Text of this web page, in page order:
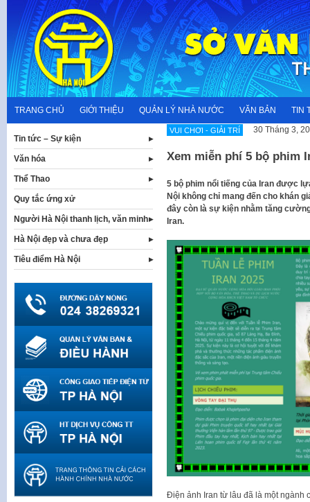
content
TRANG CHỦ GIỚI THIỆU QUẢN LÝ NHÀ NƯỚC VĂN BẢN TIN
VUI CHƠI - GIẢI TRÍ 30 Tháng 3,
Xem miễn phí 5 bộ phim
5 bộ phim nổi tiếng của Iran được
Nội không chỉ mang đến cho khán
đây còn là sự kiện nhằm tăng
Iran.
Điện ảnh Iran từ lâu đã là một ngành
Tin tức – Sự kiện
Văn hóa
Thể Thao
Quy tắc ứng xử
Người Hà Nội thanh lịch, văn minh
Hà Nội đẹp và chưa đẹp
Tiêu điểm Hà Nội